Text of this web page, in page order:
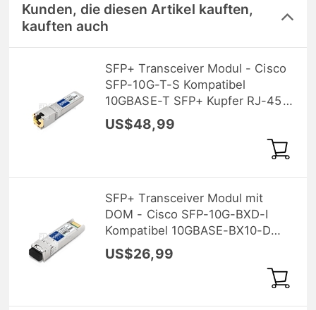
Kunden, die diesen Artikel kauften,
kauften auch
SFP+ Transceiver Modul - Cisco
SFP-10G-T-S Kompatibel
10GBASE-T SFP+ Kupfer RJ-45
30m (Standard)
US$48,99
SFP+ Transceiver Modul mit
DOM - Cisco SFP-10G-BXD-I
Kompatibel 10GBASE-BX10-D
BiDi SFP+ 1330nm-TX/1270nm-
RX 10km
US$26,99